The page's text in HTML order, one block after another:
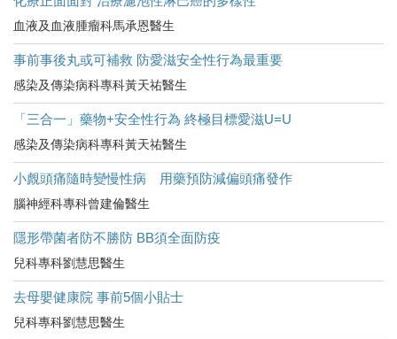
血液及血液腫瘤科馬承恩醫生
事前事後丸或可補救 防愛滋安全性行為最重要
感染及傳染病科專科黃天祐醫生
「三合一」藥物+安全性行為 終極目標愛滋U=U
感染及傳染病科專科黃天祐醫生
小覤頭痛隨時變慢性病 用藥預防減偏頭痛發作
腦神經科專科曾建倫醫生
隱形帶菌者防不勝防 BB須全面防疫
兒科專科劉慧思醫生
去母嬰健康院 事前5個小貼士
兒科專科劉慧思醫生